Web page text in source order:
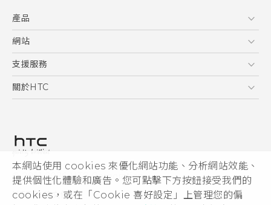
本網站使用 cookies 來優化網站功能、分析網站效能、
提供個性化體驗和廣告。您可點擊下方按鈕接受我們的
cookies，或在「Cookie 喜好設定」上管理您的偏
產品
5G
智能手機
區塊鍊手機
網站
HTC Dev
HTC Research
支援服務
服務中心
關於HTC
私隱政策
產品安全
加入HTC
Security and Privacy Whitepaper
© 2011-2026 HTC Corporation
HTC 法律文件